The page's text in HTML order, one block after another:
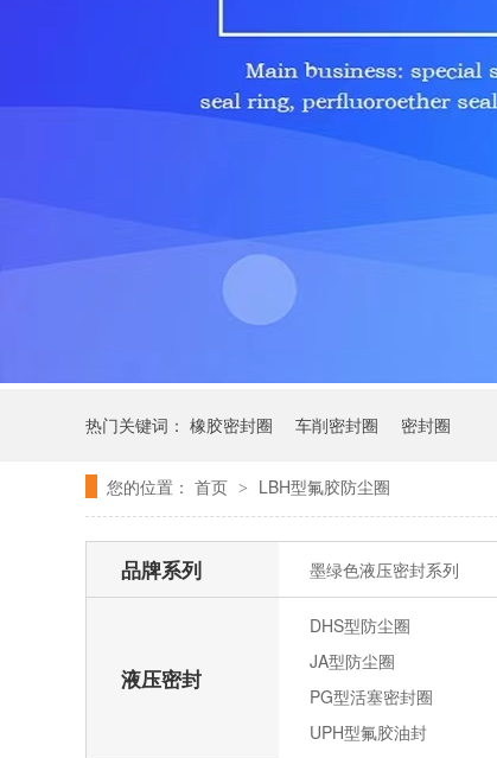
热门关键词： 橡胶密封圈 车削密封圈 密封圈
您的位置： 首页 > LBH型氟胶防尘圈
品牌系列 墨绿色液压密封系列
液压密封
DHS型防尘圈
JA型防尘圈
PG型活塞密封圈
UPH型氟胶油封